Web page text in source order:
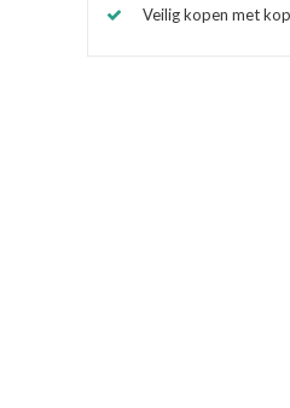
Veilig kopen met